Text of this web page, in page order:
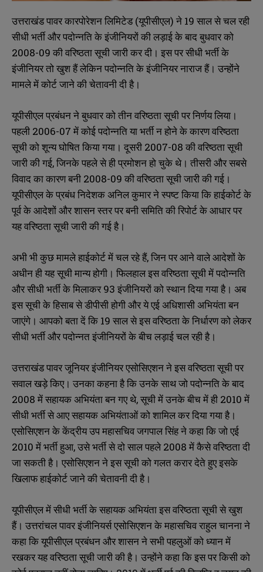
उत्तराखंड पावर कारपोरेशन लिमिटेड (यूपीसीएल) ने 19 साल से चल रही
सीधी भर्ती और पदोन्नति के इंजीनियरों की लड़ाई के बाद बुधवार को
2008-09 की वरिष्ठता सूची जारी कर दी। इस पर सीधी भर्ती के
इंजीनियर तो खुश हैं लेकिन पदोन्नति के इंजीनियर नाराज हैं। उन्होंने
मामले में कोर्ट जाने की चेतावनी दी है।
यूपीसीएल प्रबंधन ने बुधवार को तीन वरिष्ठता सूची पर निर्णय लिया।
पहली 2006-07 में कोई पदोन्नति या भर्ती न होने के कारण वरिष्ठता
सूची को शून्य घोषित किया गया। दूसरी 2007-08 की वरिष्ठता सूची
जारी की गई, जिनके पहले से ही प्रमोशन हो चुके थे। तीसरी और सबसे
विवाद का कारण बनी 2008-09 की वरिष्ठता सूची जारी की गई।
यूपीसीएल के प्रबंध निदेशक अनिल कुमार ने स्पष्ट किया कि हाईकोर्ट के
पूर्व के आदेशों और शासन स्तर पर बनी समिति की रिपोर्ट के आधार पर
यह वरिष्ठता सूची जारी की गई है।
अभी भी कुछ मामले हाईकोर्ट में चल रहे हैं, जिन पर आने वाले आदेशों के
अधीन ही यह सूची मान्य होगी। फिलहाल इस वरिष्ठता सूची में पदोन्नति
और सीधी भर्ती के मिलाकर 93 इंजीनियरों को स्थान दिया गया है। अब
इस सूची के हिसाब से डीपीसी होगी और ये एई अधिशासी अभियंता बन
जाएंगे। आपको बता दें कि 19 साल से इस वरिष्ठता के निर्धारण को लेकर
सीधी भर्ती और पदोन्नत इंजीनियरों के बीच लड़ाई चल रही है।
उत्तराखंड पावर जूनियर इंजीनियर एसोसिएशन ने इस वरिष्ठता सूची पर
सवाल खड़े किए। उनका कहना है कि उनके साथ जो पदोन्नति के बाद
2008 में सहायक अभियंता बन गए थे, सूची में उनके बीच में ही 2010 में
सीधी भर्ती से आए सहायक अभियंताओं को शामिल कर दिया गया है।
एसोसिएशन के केंद्रीय उप महासचिव जगपाल सिंह ने कहा कि जो एई
2010 में भर्ती हुआ, उसे भर्ती से दो साल पहले 2008 में कैसे वरिष्ठता दी
जा सकती है। एसोसिएशन ने इस सूची को गलत करार देते हुए इसके
खिलाफ हाईकोर्ट जाने की चेतावनी दी है।
यूपीसीएल में सीधी भर्ती के सहायक अभियंता इस वरिष्ठता सूची से खुश
हैं। उत्तरांचल पावर इंजीनियर्स एसोसिएशन के महासचिव राहुल चानना ने
कहा कि यूपीसीएल प्रबंधन और शासन ने सभी पहलुओं को ध्यान में
रखकर यह वरिष्ठता सूची जारी की है। उन्होंने कहा कि इस पर किसी को